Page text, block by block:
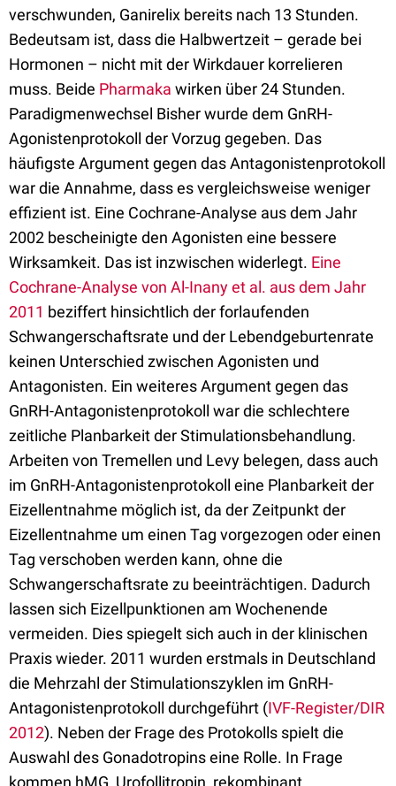
verschwunden, Ganirelix bereits nach 13 Stunden.
Bedeutsam ist, dass die Halbwertzeit – gerade bei
Hormonen – nicht mit der Wirkdauer korrelieren
muss. Beide Pharmaka wirken über 24 Stunden.
Paradigmenwechsel Bisher wurde dem GnRH-
Agonistenprotokoll der Vorzug gegeben. Das
häufigste Argument gegen das Antagonistenprotokoll
war die Annahme, dass es vergleichsweise weniger
effizient ist. Eine Cochrane-Analyse aus dem Jahr
2002 bescheinigte den Agonisten eine bessere
Wirksamkeit. Das ist inzwischen widerlegt. Eine
Cochrane-Analyse von Al-Inany et al. aus dem Jahr
2011 beziffert hinsichtlich der forlaufenden
Schwangerschaftsrate und der Lebendgeburtenrate
keinen Unterschied zwischen Agonisten und
Antagonisten. Ein weiteres Argument gegen das
GnRH-Antagonistenprotokoll war die schlechtere
zeitliche Planbarkeit der Stimulationsbehandlung.
Arbeiten von Tremellen und Levy belegen, dass auch
im GnRH-Antagonistenprotokoll eine Planbarkeit der
Eizellentnahme möglich ist, da der Zeitpunkt der
Eizellentnahme um einen Tag vorgezogen oder einen
Tag verschoben werden kann, ohne die
Schwangerschaftsrate zu beeinträchtigen. Dadurch
lassen sich Eizellpunktionen am Wochenende
vermeiden. Dies spiegelt sich auch in der klinischen
Praxis wieder. 2011 wurden erstmals in Deutschland
die Mehrzahl der Stimulationszyklen im GnRH-
Antagonistenprotokoll durchgeführt (IVF-Register/DIR
2012). Neben der Frage des Protokolls spielt die
Auswahl des Gonadotropins eine Rolle. In Frage
kommen hMG, Urofollitropin, rekombinant